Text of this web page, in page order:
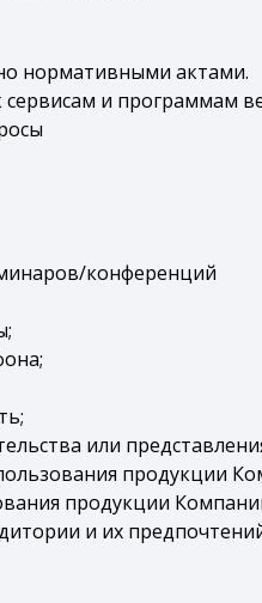
нормативными актами.
сервисам и программам
конференций
или
продукции
продукции
и их